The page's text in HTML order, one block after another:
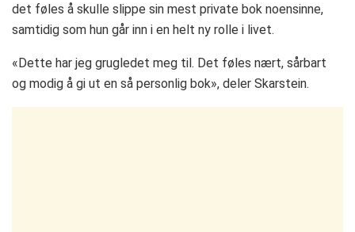
det føles å skulle slippe sin mest private bok noensinne,
samtidig som hun går inn i en helt ny rolle i livet.
«Dette har jeg grugledet meg til. Det føles nært, sårbart
og modig å gi ut en så personlig bok», deler Skarstein.